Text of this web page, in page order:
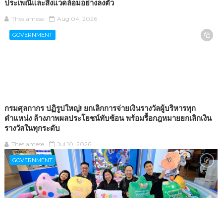
ประเพณีและสิ่งแวดล้อมอย่างลงตัว
Thesiamese Aug 04, 2026
GOVERNMENT
กรมศุลกากร ปฏิรูปใหญ่! ยกเลิกการจ่ายเงินรางวัลผู้บริหารทุก
ตำแหน่ง ล้างภาพผลประโยชน์ทับซ้อน พร้อมรื้อกฎหมายยกเลิกเงิน
รางวัลในทุกระดับ
Thesiamese Jul 10, 2026
GOVERNMENT